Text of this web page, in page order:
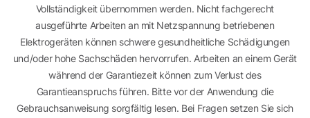
Vollständigkeit übernommen werden. Nicht fachgerecht
ausgeführte Arbeiten an mit Netzspannung betriebenen
Elektrogeräten können schwere gesundheitliche Schädigungen
und/oder hohe Sachschäden hervorrufen. Arbeiten an einem Gerät
während der Garantiezeit können zum Verlust des
Garantieanspruchs führen. Bitte vor der Anwendung die
Gebrauchsanweisung sorgfältig lesen. Bei Fragen setzen Sie sich